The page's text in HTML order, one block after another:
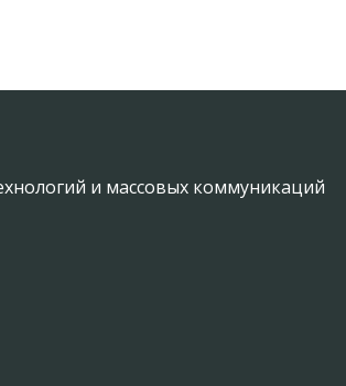
и массовых коммуникаций